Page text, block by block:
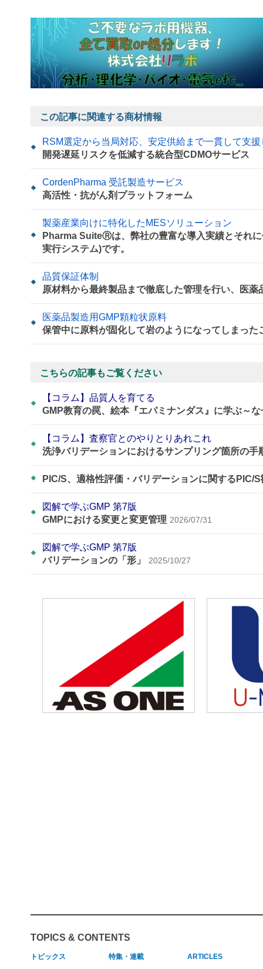
この記事に関連する商材情報
RSM選定から当局対応、安定供給まで一貫して支援
開発遅延リスクを低減する統合型CDMOサービス
CordenPharma 受託製造サービス
高活性・抗がん剤プラットフォーム
製薬産業向けに特化したMESソリューション
Pharma SuiteⓇは、弊社の豊富な導入実績とそれ
実行システム)です。
品質保証体制
原材料から最終製品まで徹底した管理を行い、医薬
医薬品製造用GMP顆粒状原料
保管中に原料が固化して岩のようになってしまった
こちらの記事もご覧ください
【コラム】品質人を育てる
GMP教育の罠、絵本『エパミナンダス』に学ぶ～
【コラム】査察官とのやりとりあれこれ
洗浄バリデーションにおけるサンプリング箇所の手
PIC/S、適格性評価・バリデーションに関するPIC/
図解で学ぶGMP 第7版
GMPにおける変更と変更管理 2026/07/31
図解で学ぶGMP 第7版
バリデーションの「形」
2025/10/27
TOPICS & CONTENTS
トピックス 特集・連載 ARTICLES